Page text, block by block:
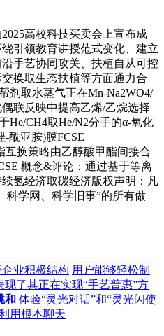
高校科技买卖会上宣布成
引领教育讲授范式变化、建立
手艺协同攻关、扶植自从可控
换取生态扶植等方面通力合
剂取水蒸气正在Mn-Na2WO4/
联反映中提高乙烯/乙烷选择
He/CH4取He/N2分手的α-氧化
酰亚胺)膜FCSE
互换策略由乙醇酸甲酯间接合
概念&评论：通过基于等离
氢经济取碳经济版权声明：凡
科学网、科学旧事”的所有做
业积极结构 用户能够轻松制
现了其正在实现“手艺普惠”方
和 体验“灵光对话”和“灵光闪使
用根本聊天